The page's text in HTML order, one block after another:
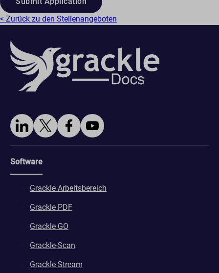
< Zurück zu den Stellenangeboten
Software
Grackle Arbeitsbereich
Grackle PDF
Grackle GO
Grackle-Scan
Grackle Stream
ws_form_*_hash